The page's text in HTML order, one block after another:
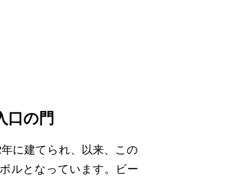
口の門
に建てら­れ、以来、この
ルとなっています。ビ­ー